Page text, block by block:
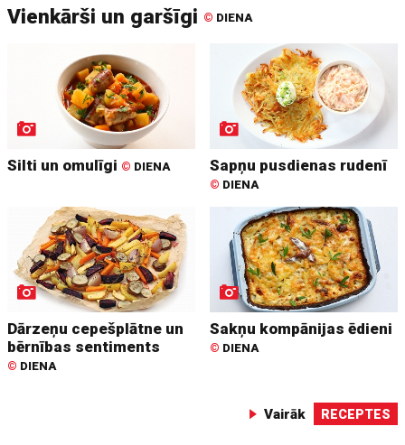
Vienkārši un garšīgi © DIENA
Silti un omulīgi © DIENA Sapņu pusdienas rudenī
© DIENA
Dārzeņu cepešplātne un
bērnības sentiments
© DIENA
Sakņu kompānijas ēdieni
© DIENA
Vairāk RECEPTES